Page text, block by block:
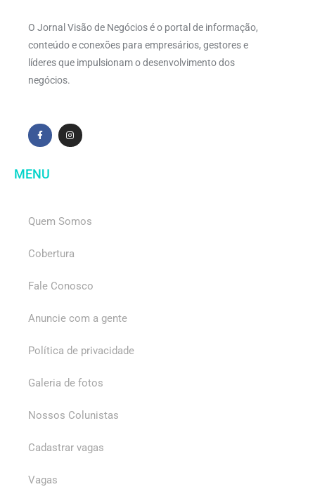
O Jornal Visão de Negócios é o portal de informação,
conteúdo e conexões para empresários, gestores e
líderes que impulsionam o desenvolvimento dos
negócios.
MENU
Quem Somos
Cobertura
Fale Conosco
Anuncie com a gente
Política de privacidade
Galeria de fotos
Nossos Colunistas
Cadastrar vagas
Vagas